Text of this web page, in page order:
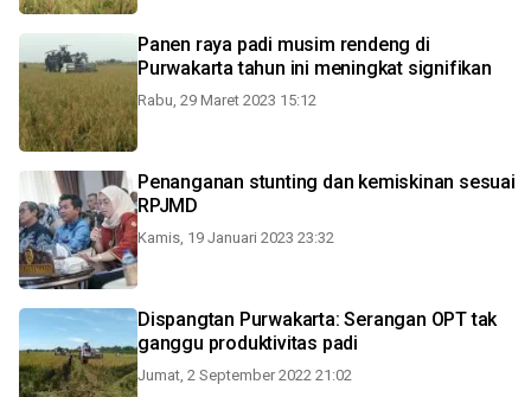
Panen raya padi musim rendeng di
Purwakarta tahun ini meningkat signifikan
Rabu, 29 Maret 2023 15:12
Penanganan stunting dan kemiskinan sesuai
RPJMD
Kamis, 19 Januari 2023 23:32
Dispangtan Purwakarta: Serangan OPT tak
ganggu produktivitas padi
Jumat, 2 September 2022 21:02